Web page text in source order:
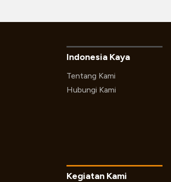
Indonesia Kaya
Tentang Kami
Hubungi Kami
Kegiatan Kami